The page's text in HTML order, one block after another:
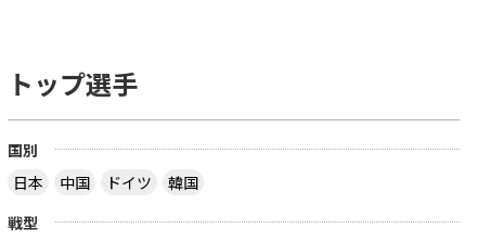
トップ選手
国別
日本
中国 ドイツ
韓国
戦型